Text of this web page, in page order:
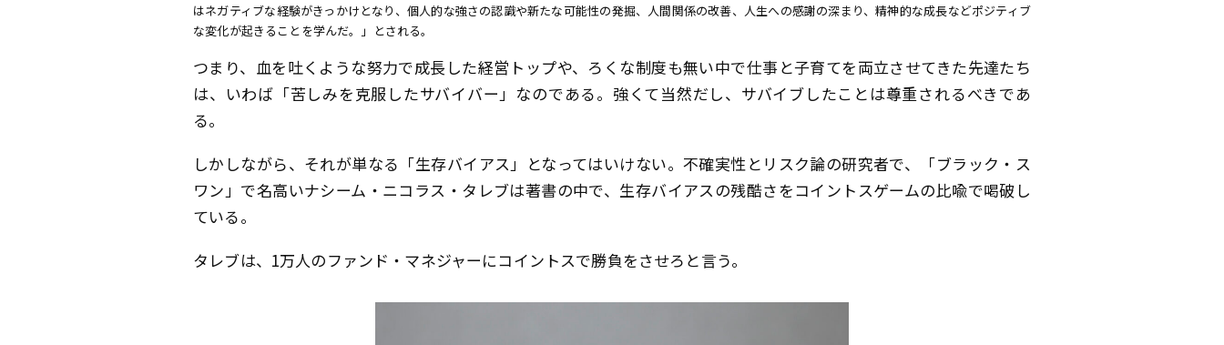
はネガティブな経験がきっかけとなり、個人的な強さの認識や新たな可能性の発掘、人間関係の改善、人生への感謝の深まり、精神的な成長などポジティブ
な変化が起きることを学んだ。」とされる。
つまり、血を吐くような努力で成長した経営トップや、ろくな制度も無い中で仕事と子育てを両立させてきた先達たち
は、いわば「苦しみを克服したサバイバー」なのである。強くて当然だし、サバイブしたことは尊重されるべきであ
る。
しかしながら、それが単なる「生存バイアス」となってはいけない。不確実性とリスク論の研究者で、「ブラック・ス
ワン」で名高いナシーム・ニコラス・タレブは著書の中で、生存バイアスの残酷さをコイントスゲームの比喩で喝破し
ている。
タレブは、1万人のファンド・マネジャーにコイントスで勝負をさせろと言う。